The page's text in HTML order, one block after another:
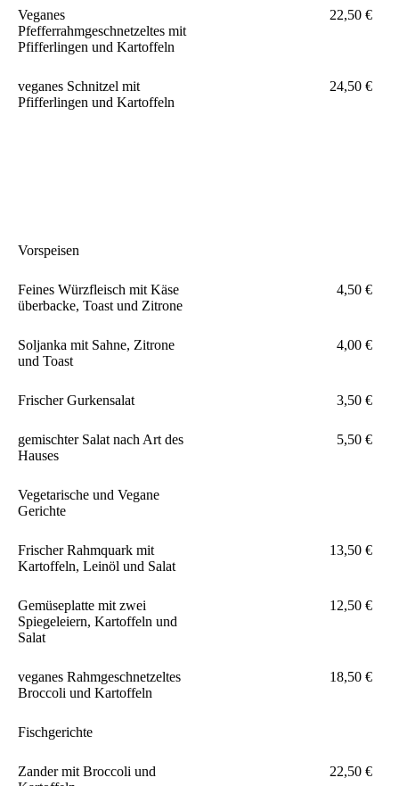
Veganes
Pfefferrahmgeschnetzeltes mit
Pfifferlingen und Kartoffeln
22,50 €
veganes Schnitzel mit
Pfifferlingen und Kartoffeln
24,50 €
Vorspeisen
Feines Würzfleisch mit Käse
überbacke, Toast und Zitrone
4,50 €
Soljanka mit Sahne, Zitrone
und Toast
4,00 €
Frischer Gurkensalat 3,50 €
gemischter Salat nach Art des
Hauses
5,50 €
Vegetarische und Vegane
Gerichte
Frischer Rahmquark mit
Kartoffeln, Leinöl und Salat
13,50 €
Gemüseplatte mit zwei
Spiegeleiern, Kartoffeln und
Salat
12,50 €
veganes Rahmgeschnetzeltes
Broccoli und Kartoffeln
18,50 €
Fischgerichte
Zander mit Broccoli und
22,50 €